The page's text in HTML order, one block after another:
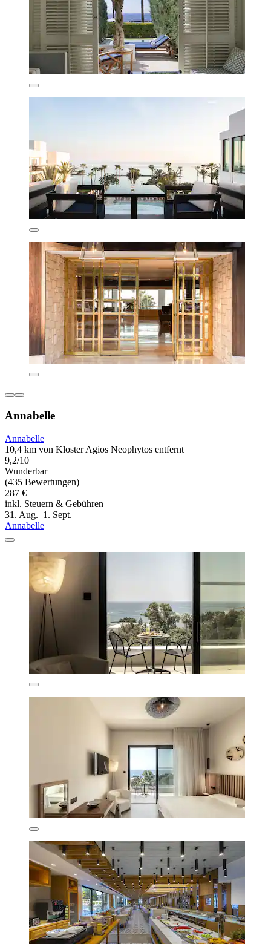
Annabelle
Annabelle
10,4 km von Kloster Agios Neophytos entfernt
9,2/10
Wunderbar
(435 Bewertungen)
287 €
inkl. Steuern & Gebühren
31. Aug.–1. Sept.
Annabelle